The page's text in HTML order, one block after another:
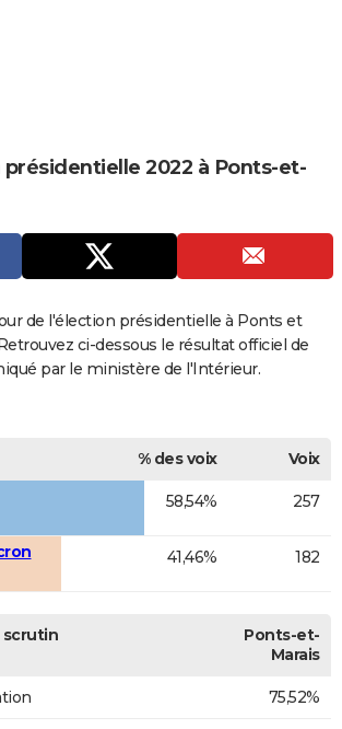
2022 à Ponts-et-
de l'élection présidentielle à Ponts et
ci-dessous le résultat officiel de
par le ministère de l'Intérieur.
% des voix
Voix
58,54% 257
41,46% 182
scrutin
Ponts-et-
Marais
75,52%